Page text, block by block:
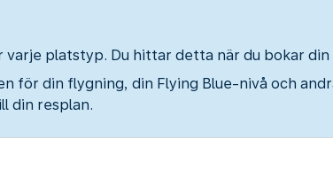
platstyp. Du hittar detta när du bokar din
för din flygning, din Flying Blue-nivå och
din resplan.